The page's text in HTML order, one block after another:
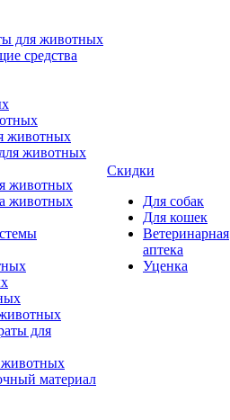
для животных
средства
животных
животных
животных
животных
для
животных
материал
Скидки
Для собак
Для кошек
Ветеринарная
аптека
Уценка